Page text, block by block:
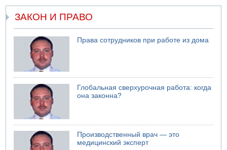
ЗАКОН И ПРАВО
Права сотрудников при работе из дома
Глобальная сверхурочная работа: когда
она законна?
Производственный врач — это
медицинский эксперт